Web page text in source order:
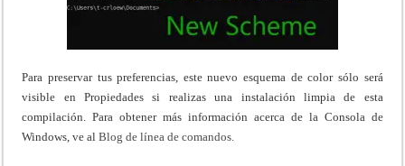
Para preservar tus preferencias, este nuevo esquema de color sólo será
visible en Propiedades si realizas una instalación limpia de esta
compilación. Para obtener más información acerca de la Consola de
Windows, ve alBlog de línea de comandos.